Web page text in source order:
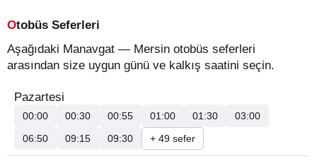
Otobüs Seferleri
Aşağıdaki Manavgat — Mersin otobüs seferleri
arasından size uygun günü ve kalkış saatini seçin.
Pazartesi
00:00 00:30 00:55 01:00 01:30
03:00
06:50
09:15 09:30 + 49 sefer